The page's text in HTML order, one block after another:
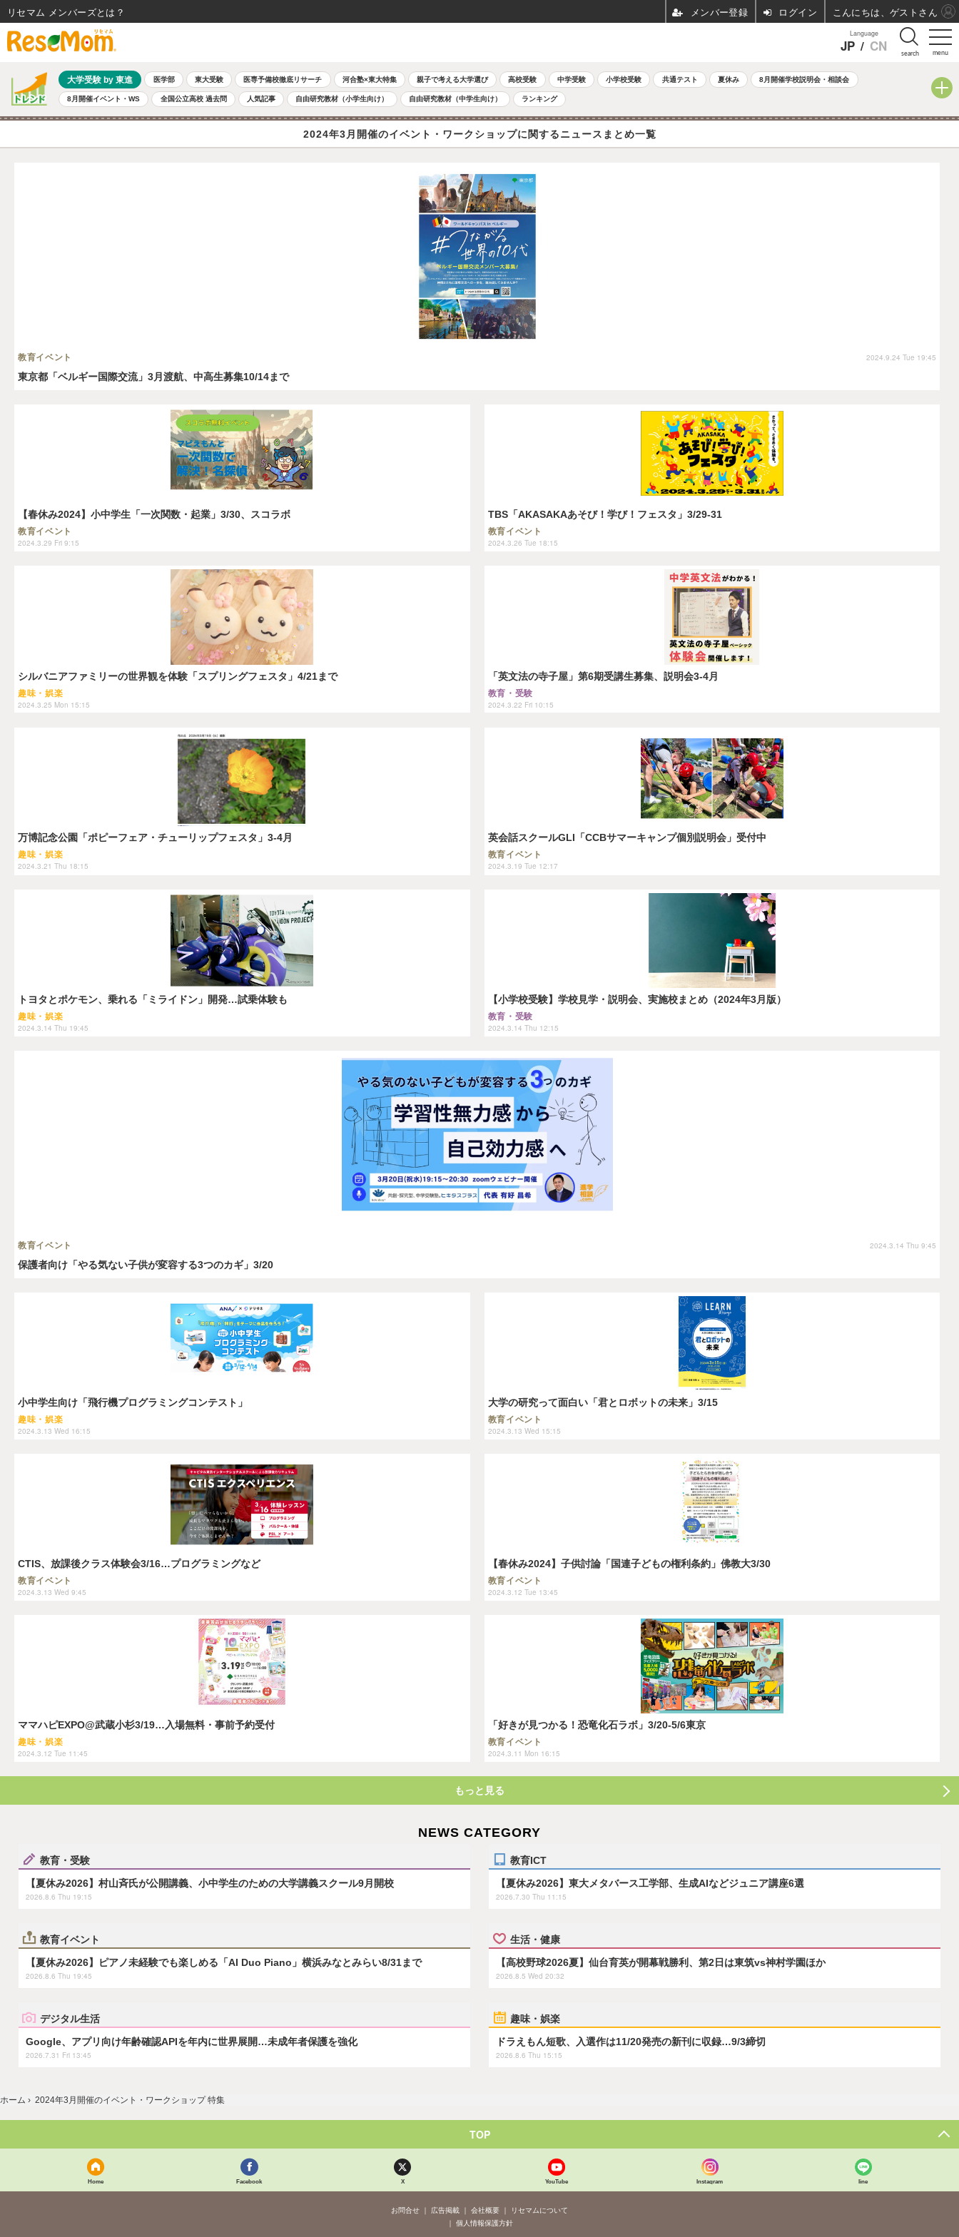
menu
Language
JP / CN search
大学受験 by 東進 医学部 東大受験 医専予備校徹底リサーチ 河合塾×東大特集 親子で考える大学選び 高校受験 中学受験 小学校受験 共通テスト 夏休み 8月開催学校説明会・相談会
8月開催イベント・WS 全国公立高校 過去問 人気記事 自由研究教材（小学生向け） 自由研究教材（中学生向け） ランキング
2024年3月開催のイベント・ワークショップに関するニュースまとめ一覧
東京都「ベルギー国際交流」3月渡航、中高生募集10/14まで
教育イベント 2024.9.24 Tue 19:45
【春休み2024】小中学生「一次関数・起業」3/30、スコラボ
教育イベント
2024.3.29 Fri 9:15
TBS「AKASAKAあそび！学び！フェスタ」3/29-31
教育イベント
2024.3.26 Tue 18:15
シルバニアファミリーの世界観を体験「スプリングフェスタ」4/21まで
趣味・娯楽
2024.3.25 Mon 15:15
「英文法の寺子屋」第6期受講生募集、説明会3-4月
教育・受験
2024.3.22 Fri 10:15
万博記念公園「ポピーフェア・チューリップフェスタ」3-4月
趣味・娯楽
2024.3.21 Thu 18:15
英会話スクールGLI「CCBサマーキャンプ個別説明会」受付中
教育イベント
2024.3.19 Tue 12:17
トヨタとポケモン、乗れる「ミライドン」開発…試乗体験も
趣味・娯楽
2024.3.14 Thu 19:45
【小学校受験】学校見学・説明会、実施校まとめ（2024年3月版）
教育・受験
2024.3.14 Thu 12:15
保護者向け「やる気ない子供が変容する3つのカギ」3/20
教育イベント 2024.3.14 Thu 9:45
小中学生向け「飛行機プログラミングコンテスト」
趣味・娯楽
2024.3.13 Wed 16:15
大学の研究って面白い「君とロボットの未来」3/15
教育イベント
2024.3.13 Wed 15:15
CTIS、放課後クラス体験会3/16…プログラミングなど
教育イベント
2024.3.13 Wed 9:45
【春休み2024】子供討論「国連子どもの権利条約」佛教大3/30
教育イベント
2024.3.12 Tue 13:45
ママハピEXPO@武蔵小杉3/19…入場無料・事前予約受付
趣味・娯楽
2024.3.12 Tue 11:45
「好きが見つかる！恐竜化石ラボ」3/20-5/6東京
教育イベント
2024.3.11 Mon 16:15
もっと見る
NEWS CATEGORY
教育・受験
【夏休み2026】村山斉氏が公開講義、小中学生のための大学講義スクール9月開校
2026.8.6 Thu 19:15
教育ICT
【夏休み2026】東大メタバース工学部、生成AIなどジュニア講座6選
2026.7.30 Thu 11:15
教育イベント
【夏休み2026】ピアノ未経験でも楽しめる「AI Duo Piano」横浜みなとみらい8/31まで
2026.8.6 Thu 19:45
生活・健康
【高校野球2026夏】仙台育英が開幕戦勝利、第2日は東筑vs神村学園ほか
2026.8.5 Wed 20:32
デジタル生活
Google、アプリ向け年齢確認APIを年内に世界展開…未成年者保護を強化
2026.7.31 Fri 13:45
趣味・娯楽
ドラえもん短歌、入選作は11/20発売の新刊に収録…9/3締切
2026.8.6 Thu 15:15
ホーム › 2024年3月開催のイベント・ワークショップ 特集
TOP
Home Facebook X YouTube Instagram line
お問合せ 広告掲載 会社概要
リセマムについて
個人情報保護方針
リセマム メンバーズ ログイン こんにちは、ゲストさん